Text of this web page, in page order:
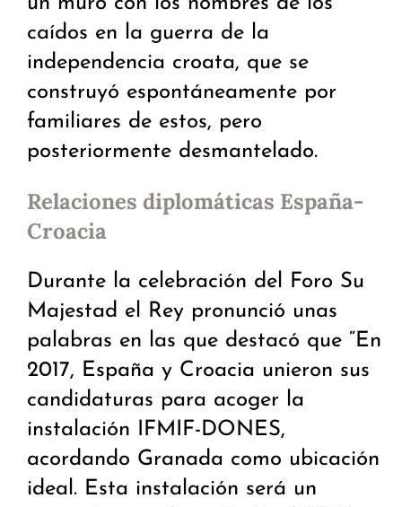
caídos en la guerra de la
independencia croata, que se
construyó espontáneamente por
familiares de estos, pero
posteriormente desmantelado.
Relaciones diplomáticas España-
Croacia
Durante la celebración del Foro Su
Majestad el Rey pronunció unas
palabras en las que destacó que “En
2017, España y Croacia unieron sus
candidaturas para acoger la
instalación IFMIF-DONES,
acordando Granada como ubicación
ideal. Esta instalación será un